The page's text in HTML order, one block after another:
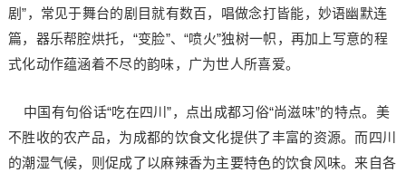
剧”，常见于舞台的剧目就有数百，唱做念打皆能，妙语幽默连
篇，器乐帮腔烘托，“变脸”、“喷火”独树一帜，再加上写意的程
式化动作蕴涵着不尽的韵味，广为世人所喜爱。
中国有句俗话“吃在四川”，点出成都习俗“尚滋味”的特点。美
不胜收的农产品，为成都的饮食文化提供了丰富的资源。而四川
的潮湿气候，则促成了以麻辣香为主要特色的饮食风味。来自各